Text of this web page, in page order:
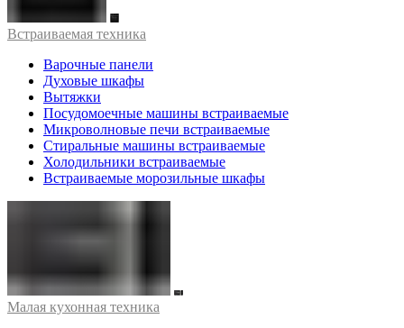
Встраиваемая техника
Варочные панели
Духовые шкафы
Вытяжки
Посудомоечные машины встраиваемые
Микроволновые печи встраиваемые
Стиральные машины встраиваемые
Холодильники встраиваемые
Встраиваемые морозильные шкафы
Малая кухонная техника